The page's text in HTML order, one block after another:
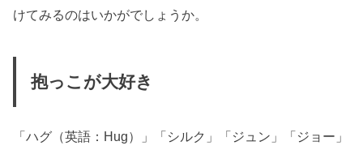
けてみるのはいかがでしょうか。
抱っこが大好き
「ハグ（英語：Hug）」「シルク」「ジュン」「ジョー」